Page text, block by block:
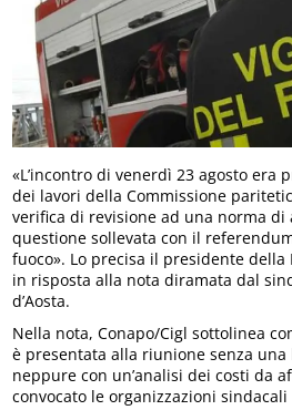
«L’incontro di venerdì 23 agosto era
dei lavori della Commissione
verifica di revisione ad una norma di
questione sollevata con il
fuoco». Lo precisa il presidente della
in risposta alla nota diramata dal
d’Aosta.
Nella nota, Conapo/Cigl sottolinea
è presentata alla riunione senza
neppure con un’analisi dei costi da
convocato le organizzazioni